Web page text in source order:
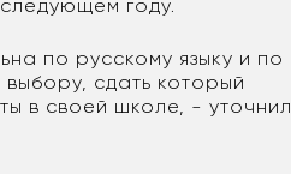
году.
по русскому языку и по
сдать который
в своей школе, - уточнил